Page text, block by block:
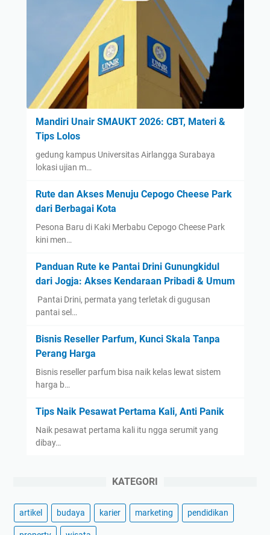
Mandiri Unair SMAUKT 2026: CBT, Materi &
Tips Lolos
gedung kampus Universitas Airlangga Surabaya
lokasi ujian m…
Rute dan Akses Menuju Cepogo Cheese Park
dari Berbagai Kota
Pesona Baru di Kaki Merbabu Cepogo Cheese Park
kini men…
Panduan Rute ke Pantai Drini Gunungkidul
dari Jogja: Akses Kendaraan Pribadi & Umum
​ Pantai Drini, permata yang terletak di gugusan
pantai sel…
Bisnis Reseller Parfum, Kunci Skala Tanpa
Perang Harga
Bisnis reseller parfum bisa naik kelas lewat sistem
harga b…
Tips Naik Pesawat Pertama Kali, Anti Panik
Naik pesawat pertama kali itu ngga serumit yang
dibay…
KATEGORI
artikel budaya karier marketing pendidikan